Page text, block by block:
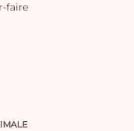
faire